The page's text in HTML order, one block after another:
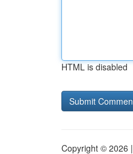
HTML is disabled
Copyright © 2026 |